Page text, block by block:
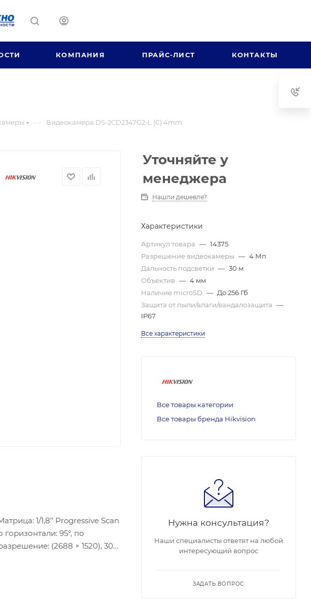
КОМПАНИЯ ПРАЙС-ЛИСТ КОНТАКТЫ
— Видеокамера DS-2CD2347G2-L (C) 4mm
1/1,8’’ Progressive Scan
горизонтали: 95°, по
(2688 × 1520), 30
Уточняйте у
менеджера
Нашли дешевле?
Характеристики
Артикул товара — 14375
Разрешение видеокамеры — 4 Мп
Дальность подсветки — 30 м
Объектив — 4 мм
Наличие microSD — До 256 Гб
Защита от пыли/влаги/вандалозащита —
IP67
Все характеристики
Все товары категории
Все товары бренда Hikvision
Нужна консультация?
Наши специалисты ответят на любой
интересующий вопрос
ЗАДАТЬ ВОПРОС